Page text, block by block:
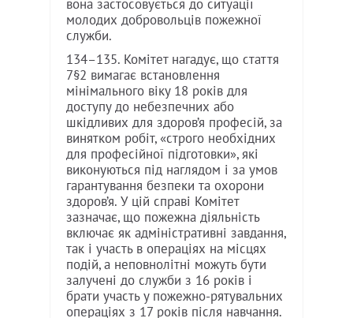
вона застосовується до ситуації
молодих добровольців пожежної
служби.
134–135. Комітет нагадує, що стаття
7§2 вимагає встановлення
мінімального віку 18 років для
доступу до небезпечних або
шкідливих для здоров’я професій, за
винятком робіт, «строго необхідних
для професійної підготовки», які
виконуються під наглядом і за умов
гарантування безпеки та охорони
здоров’я. У цій справі Комітет
зазначає, що пожежна діяльність
включає як адміністративні завдання,
так і участь в операціях на місцях
подій, а неповнолітні можуть бути
залучені до служби з 16 років і
брати участь у пожежно-рятувальних
операціях з 17 років після навчання.